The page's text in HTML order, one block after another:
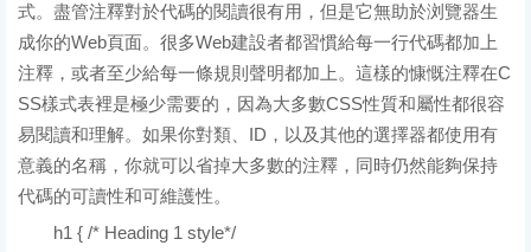
式。盡管注釋對於代碼的閱讀很有用，但是它無助於浏覽器生
成你的Web頁面。很多Web建設者都習慣給每一行代碼都加上
注釋，或者至少給每一條規則聲明都加上。這樣的慷慨注釋在C
SS樣式表裡是極少需要的，因為大多數CSS性質和屬性都很容
易閱讀和理解。如果你對類、ID，以及其他的選擇器都使用有
意義的名稱，你就可以省掉大多數的注釋，同時仍然能夠保持
代碼的可讀性和可維護性。
h1 { /* Heading 1 style*/